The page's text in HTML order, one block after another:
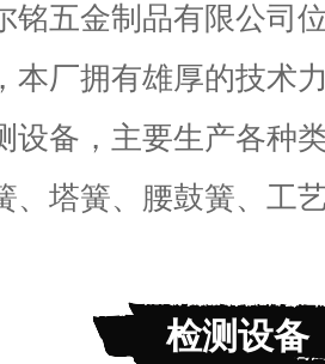
五金制品有限公司位
本厂拥有雄厚的技术
设备，主要生产各种
、塔簧、腰鼓簧、工
检测设备